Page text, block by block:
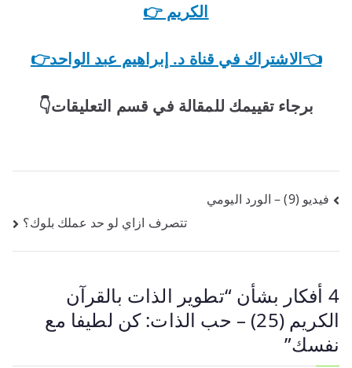
الكريم 👉
👈الاشتراك في قناة د. إبراهيم عبد الواحد👉
برجاء تقييمك للمقالة في قسم التعليقات👇
تصفّح
فيديو (9) – الورد اليومي
تتصرف ازاي لو حد عملك بلوك؟
4 أفكار بشأن “
تطوير الذات بالقرآن
الكريم (25) – حب الذات: كن لطيفا مع
نفسك”